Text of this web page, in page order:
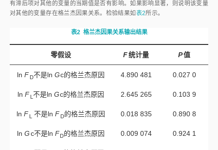
有滞后项对其他的变量的当期值是否有影响。如果影响显著，则说明该变量
对其他的变量存在格兰杰因果关系。检验结果如 表2所示。
表2 格兰杰因果关系输出结果
零假设 F统计量 P值
ln F D不是ln Gc的格兰杰原因 4.890 481 0.027 0
ln F L 不是ln Gc的格兰杰原因 2.645 265 0.103 9
lnF L 不是ln F D的格兰杰原因 0.018 835 0.890 8
ln Gc不是ln F D的格兰杰原因 0.009 074 0.924 1